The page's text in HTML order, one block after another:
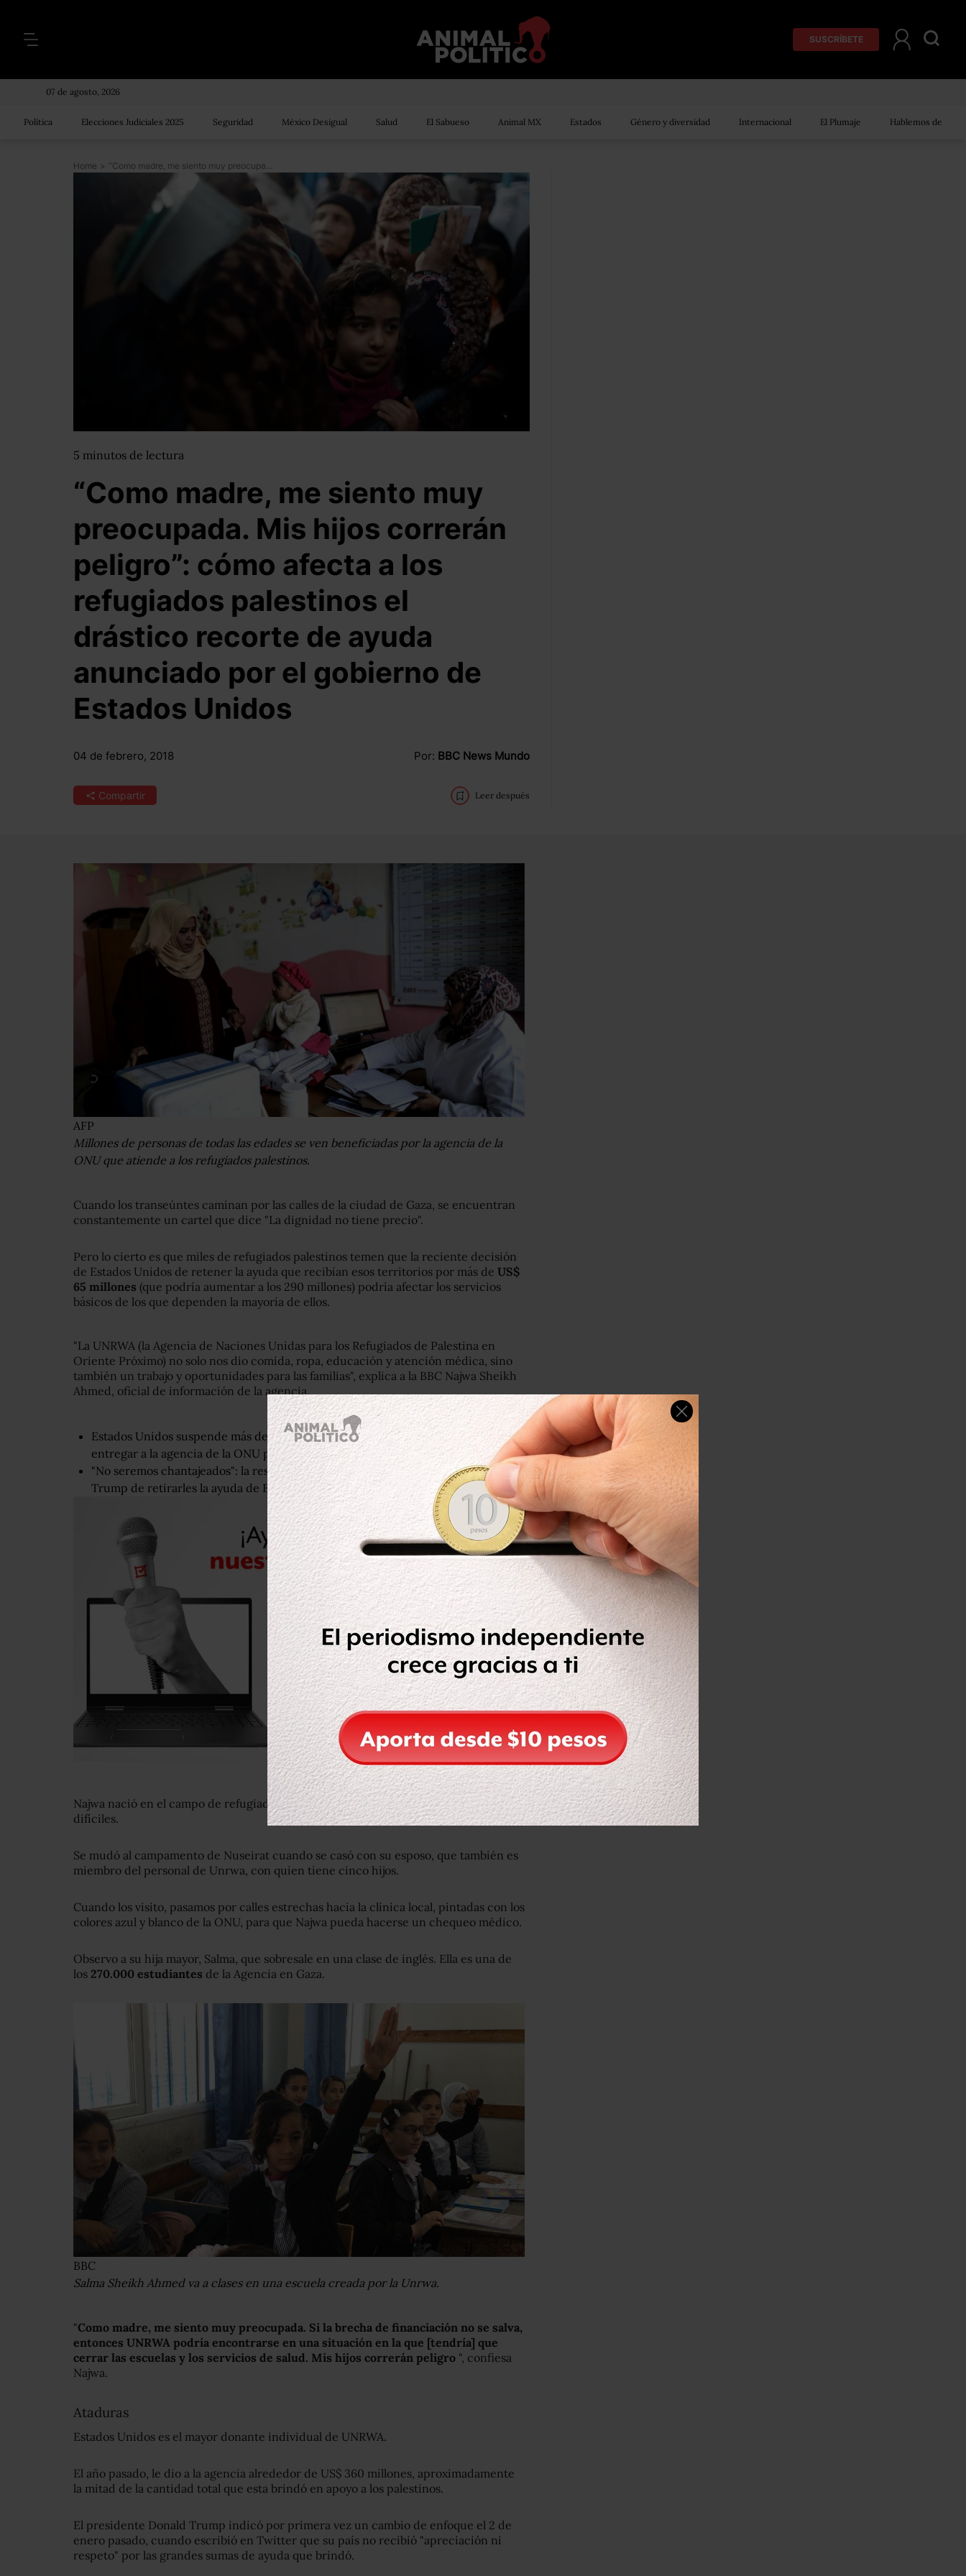
SUSCRÍBETE
07 de agosto, 2026
Política Elecciones Judiciales 2025 Seguridad México Desigual Salud El Sabueso Animal MX Estados Género y diversidad Internacional El Plumaje Hablemos de
Home > “Como madre, me siento muy preocupada. Mis hijos correrán peligro”: cómo afecta a los refugiados palestinos el drástico recorte de ayuda anunciado por el gobierno de Estados Unidos
5 minutos de lectura
“Como madre, me siento muy
preocupada. Mis hijos correrán
peligro”: cómo afecta a los
refugiados palestinos el
drástico recorte de ayuda
anunciado por el gobierno de
Estados Unidos
04 de febrero, 2018 Por: BBC News Mundo
Compartir Leer después
AFP
Millones de personas de todas las edades se ven beneficiadas por la agencia de la
ONU que atiende a los refugiados palestinos.
Cuando los transeúntes caminan por las calles de la ciudad de Gaza, se encuentran
constantemente un cartel que dice "La dignidad no tiene precio".
Pero lo cierto es que miles de refugiados palestinos temen que la reciente decisión
de Estados Unidos de retener la ayuda que recibían esos territorios por más de US$
65 millones (que podría aumentar a los 290 millones) podría afectar los servicios
básicos de los que dependen la mayoría de ellos.
"La UNRWA (la Agencia de Naciones Unidas para los Refugiados de Palestina en
Oriente Próximo) no solo nos dio comida, ropa, educación y atención médica, sino
también un trabajo y oportunidades para las familias", explica a la BBC Najwa Sheikh
Ahmed, oficial de información de la agencia.
Estados Unidos suspende más de la mitad de los US$125 millones que planeaba
entregar a la agencia de la ONU para los refugiados palestinos
"No seremos chantajeados": la respuesta de los palestinos a la amenaza de Donald
Trump de retirarles la ayuda de EE.UU.
Najwa nació en el campo de refugiados de Jan Yunis y se crió en condiciones muy
difíciles.
Se mudó al campamento de Nuseirat cuando se casó con su esposo, que también es
miembro del personal de Unrwa, con quien tiene cinco hijos.
Cuando los visito, pasamos por calles estrechas hacia la clínica local, pintadas con los
colores azul y blanco de la ONU, para que Najwa pueda hacerse un chequeo médico.
Observo a su hija mayor, Salma, que sobresale en una clase de inglés. Ella es una de
los 270.000 estudiantes de la Agencia en Gaza.
BBC
Salma Sheikh Ahmed va a clases en una escuela creada por la Unrwa.
"Como madre, me siento muy preocupada. Si la brecha de financiación no se salva,
entonces UNRWA podría encontrarse en una situación en la que [tendría] que
cerrar las escuelas y los servicios de salud. Mis hijos correrán peligro ", confiesa
Najwa.
Ataduras
Estados Unidos es el mayor donante individual de UNRWA.
El año pasado, le dio a la agencia alrededor de US$ 360 millones, aproximadamente
la mitad de la cantidad total que esta brindó en apoyo a los palestinos.
El presidente Donald Trump indicó por primera vez un cambio de enfoque el 2 de
enero pasado, cuando escribió en Twitter que su país no recibió "apreciación ni
respeto" por las grandes sumas de ayuda que brindó.